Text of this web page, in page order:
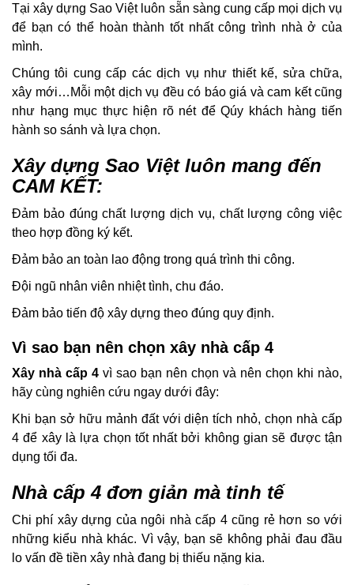
Tại xây dựng Sao Việt luôn sẵn sàng cung cấp mọi dịch vụ
để bạn có thể hoàn thành tốt nhất công trình nhà ở của
mình.
Chúng tôi cung cấp các dịch vụ như thiết kế, sửa chữa,
xây mới…Mỗi một dịch vụ đều có báo giá và cam kết cũng
như hạng mục thực hiện rõ nét để Qúy khách hàng tiến
hành so sánh và lựa chọn.
Xây dựng Sao Việt luôn mang đến
CAM KẾT:
Đảm bảo đúng chất lượng dịch vụ, chất lượng công việc
theo hợp đồng ký kết.
Đảm bảo an toàn lao động trong quá trình thi công.
Đội ngũ nhân viên nhiệt tình, chu đáo.
Đảm bảo tiến độ xây dựng theo đúng quy định.
Vì sao bạn nên chọn xây nhà cấp 4
Xây nhà cấp 4 vì sao bạn nên chọn và nên chọn khi nào,
hãy cùng nghiên cứu ngay dưới đây:
Khi bạn sở hữu mảnh đất với diện tích nhỏ, chọn nhà cấp
4 để xây là lựa chọn tốt nhất bởi không gian sẽ được tận
dụng tối đa.
Nhà cấp 4 đơn giản mà tinh tế
Chi phí xây dựng của ngôi nhà cấp 4 cũng rẻ hơn so với
những kiểu nhà khác. Vì vậy, bạn sẽ không phải đau đầu
lo vấn đề tiền xây nhà đang bị thiếu nặng kia.